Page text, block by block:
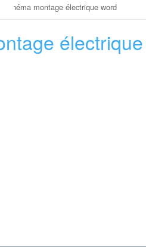
Schéma montage électrique word